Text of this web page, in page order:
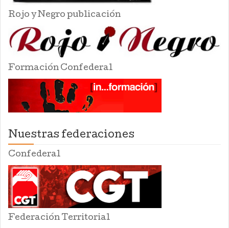
Rojo y Negro publicación
Formación Confederal
Nuestras federaciones
Confederal
Federación Territorial